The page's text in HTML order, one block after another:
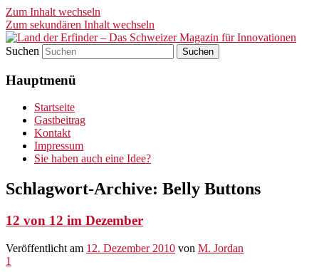
Zum Inhalt wechseln
Zum sekundären Inhalt wechseln
Land der Erfinder – Das
Schweizer Magazin für
Innovationen
Suchen
Hauptmenü
Startseite
Gastbeitrag
Kontakt
Impressum
Sie haben auch eine Idee?
Schlagwort-Archive: Belly Buttons
12 von 12 im Dezember
Veröffentlicht am 12. Dezember 2010 von M. Jordan
1